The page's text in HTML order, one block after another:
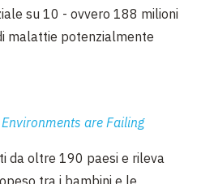
su 10 - ovvero 188 milioni
malattie potenzialmente
are Failing
da oltre 190 paesi e rileva
tra i bambini e le